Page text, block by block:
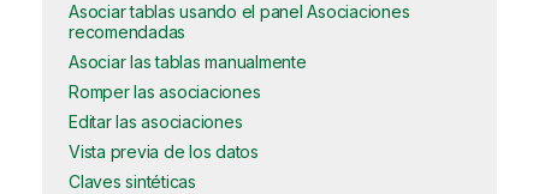
Asociar tablas usando el panel Asociaciones
recomendadas
Asociar las tablas manualmente
Romper las asociaciones
Editar las asociaciones
Vista previa de los datos
Claves sintéticas